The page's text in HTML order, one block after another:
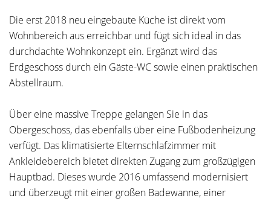
Die erst 2018 neu eingebaute Küche ist direkt vom
Wohnbereich aus erreichbar und fügt sich ideal in das
durchdachte Wohnkonzept ein. Ergänzt wird das
Erdgeschoss durch ein Gäste-WC sowie einen praktischen
Abstellraum.
Über eine massive Treppe gelangen Sie in das
Obergeschoss, das ebenfalls über eine Fußbodenheizung
verfügt. Das klimatisierte Elternschlafzimmer mit
Ankleidebereich bietet direkten Zugang zum großzügigen
Hauptbad. Dieses wurde 2016 umfassend modernisiert
und überzeugt mit einer großen Badewanne, einer